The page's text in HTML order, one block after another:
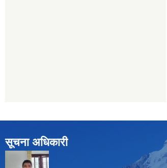
सूचना अधिकारी